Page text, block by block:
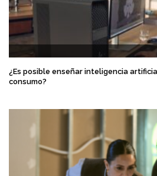
¿Es posible enseñar inteligencia
consumo?